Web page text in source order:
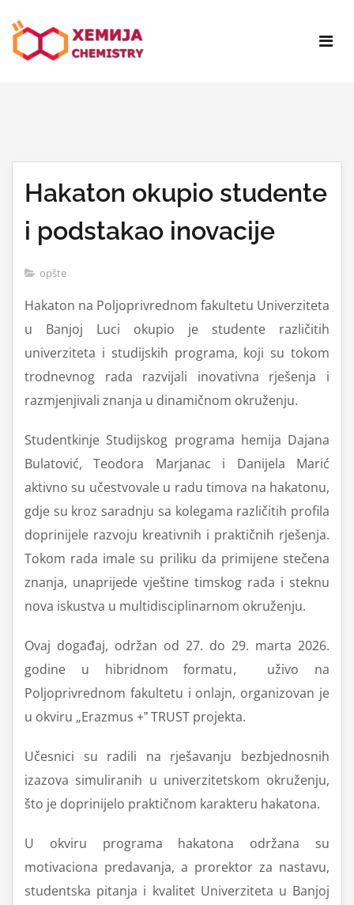
Hakaton okupio studente
i podstakao inovacije
opšte
Hakaton na Poljoprivrednom fakultetu Univerziteta
u Banjoj Luci okupio je studente različitih
univerziteta i studijskih programa, koji su tokom
trodnevnog rada razvijali inovativna rješenja i
razmjenjivali znanja u dinamičnom okruženju.
Studentkinje Studijskog programa hemija Dajana
Bulatović, Teodora Marjanac i Danijela Marić
aktivno su učestvovale u radu timova na hakatonu,
gdje su kroz saradnju sa kolegama različitih profila
doprinijele razvoju kreativnih i praktičnih rješenja.
Tokom rada imale su priliku da primijene stečena
znanja, unaprijede vještine timskog rada i steknu
nova iskustva u multidisciplinarnom okruženju.
Ovaj događaj, održan od 27. do 29. marta 2026.
godine u hibridnom formatu, uživo na
Poljoprivrednom fakultetu i onlajn, organizovan je
u okviru „Erazmus +ˮ TRUST projekta.
Učesnici su radili na rješavanju bezbjednosnih
izazova simuliranih u univerzitetskom okruženju,
što je doprinijelo praktičnom karakteru hakatona.
U okviru programa hakatona održana su
motivaciona predavanja, a prorektor za nastavu,
studentska pitanja i kvalitet Univerziteta u Banjoj